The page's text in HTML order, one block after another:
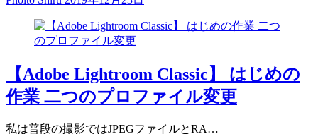
【Adobe Lightroom Classic】 はじめの
作業 二つのプロファイル変更
私は普段の撮影ではJPEGファイルとRA…